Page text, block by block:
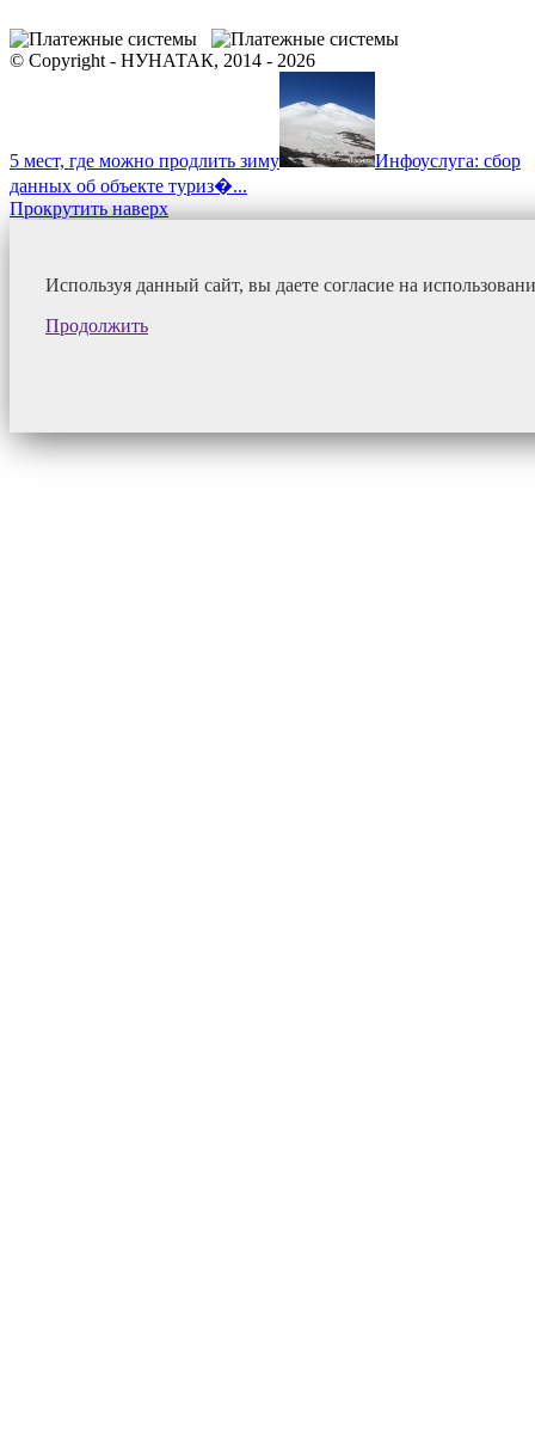
© Copyright - НУНАТАК, 2014 - 2026
5 мест, где можно продлить зиму
Инфоуслуга: сбор
данных об объекте туриз�...
Прокрутить наверх
Используя данный сайт, вы даете согласие на
Продолжить